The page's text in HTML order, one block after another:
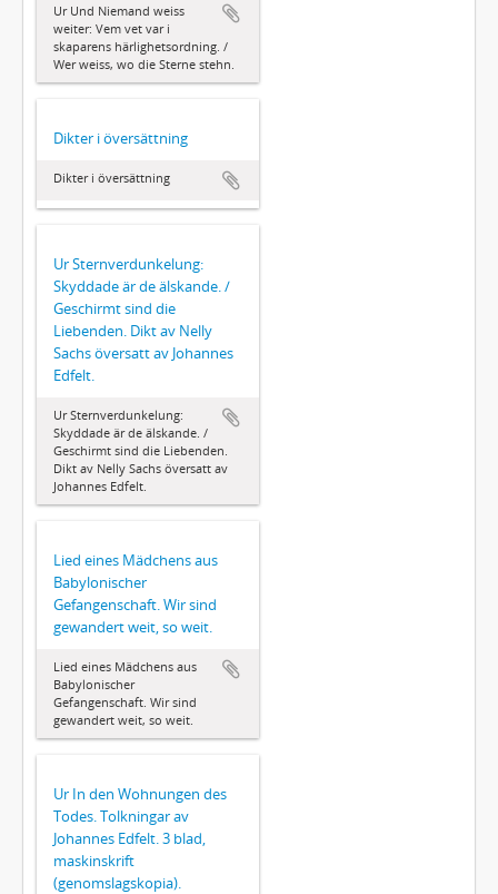
Ur Und Niemand weiss
weiter: Vem vet var i
skaparens härlighetsordning. /
Wer weiss, wo die Sterne stehn.
Dikter i översättning
Dikter i översättning
Ur Sternverdunkelung:
Skyddade är de älskande. /
Geschirmt sind die
Liebenden. Dikt av Nelly
Sachs översatt av Johannes
Edfelt.
Ur Sternverdunkelung:
Skyddade är de älskande. /
Geschirmt sind die Liebenden.
Dikt av Nelly Sachs översatt av
Johannes Edfelt.
Lied eines Mädchens aus
Babylonischer
Gefangenschaft. Wir sind
gewandert weit, so weit.
Lied eines Mädchens aus
Babylonischer
Gefangenschaft. Wir sind
gewandert weit, so weit.
Ur In den Wohnungen des
Todes. Tolkningar av
Johannes Edfelt. 3 blad,
maskinskrift
(genomslagskopia).